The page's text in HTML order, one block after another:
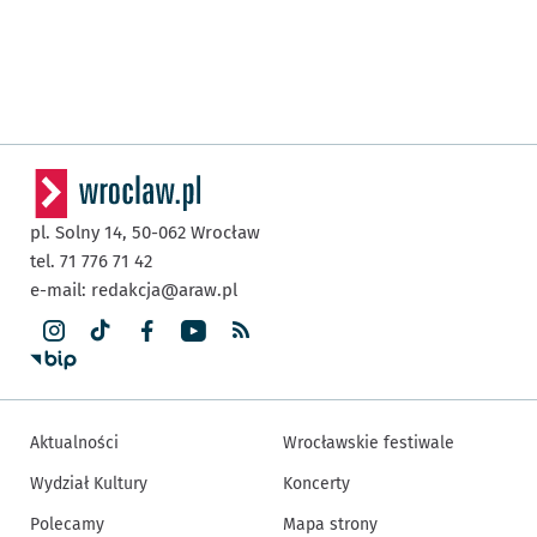
pl. Solny 14, 50-062 Wrocław
tel. 71 776 71 42
e-mail: redakcja@araw.pl
Aktualności
Wydział Kultury
Polecamy
Wrocławskie festiwale
Koncerty
Mapa strony